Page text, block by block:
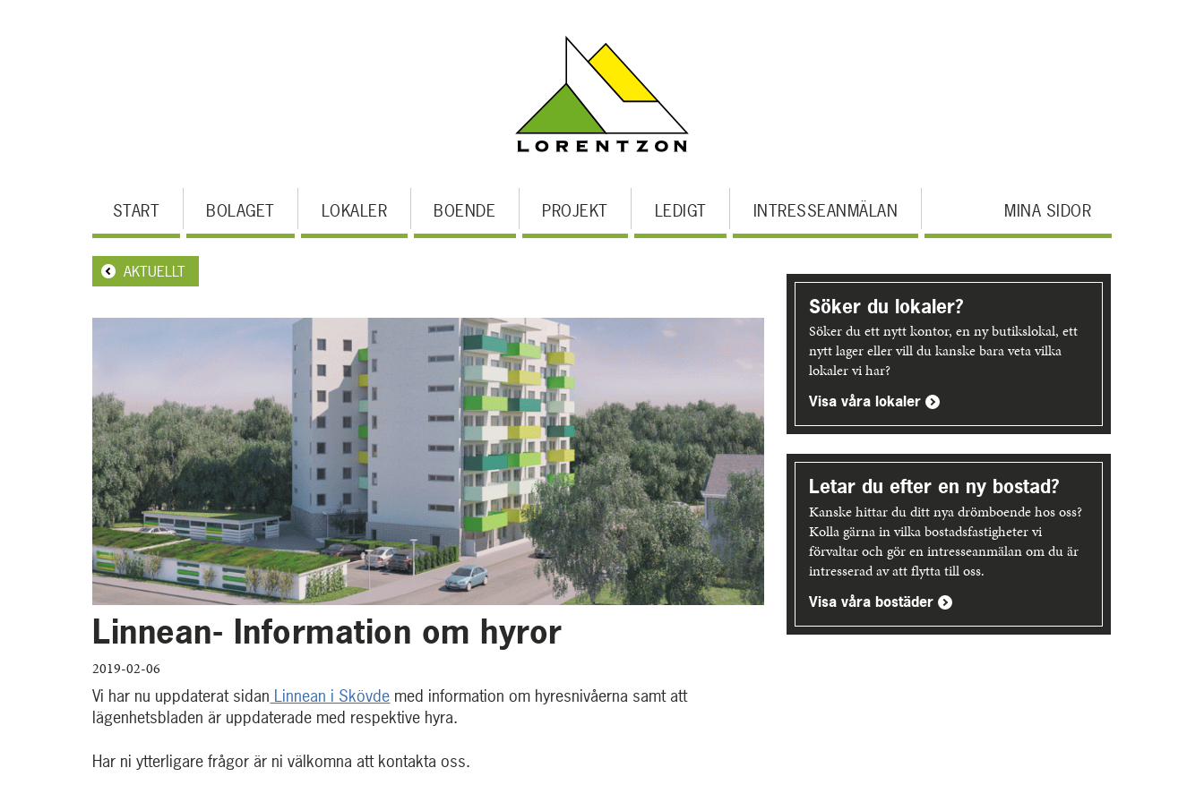
START
BOLAGET LOKALER BOENDE PROJEKT LEDIGT INTRESSEANMÄLAN MINA SIDOR
AKTUELLT
Linnean- Information om hyror
2019-02-06
Vi har nu uppdaterat sidan Linnean i Skövde med information om hyresnivåerna samt att
lägenhetsbladen är uppdaterade med respektive hyra.
Har ni ytterligare frågor är ni välkomna att kontakta oss.
Upptäck
merSöker du lokaler?
Söker du ett nytt kontor, en ny butikslokal, ett
nytt lager eller vill du kanske bara veta vilka
lokaler vi har?
Visa våra lokaler
Letar du efter en ny bostad?
Kanske hittar du ditt nya drömboende hos oss?
Kolla gärna in vilka bostadsfastigheter vi
förvaltar och gör en intresseanmälan om du är
intresserad av att flytta till oss.
Visa våra bostäder